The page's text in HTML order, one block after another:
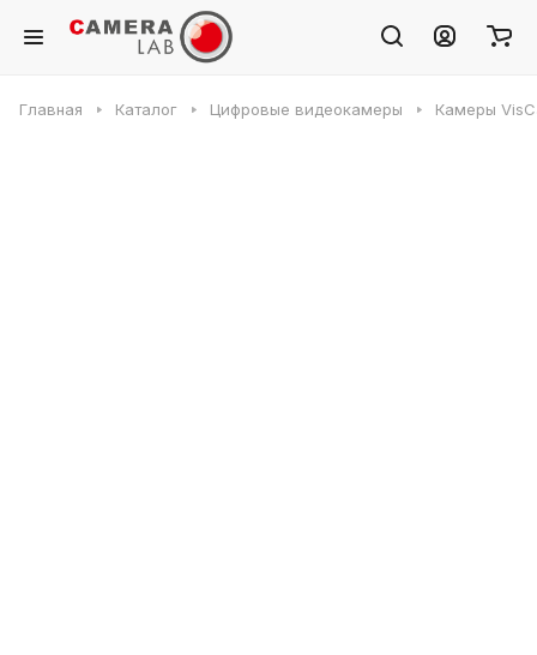
Главная Каталог Цифровые видеокамеры Камеры